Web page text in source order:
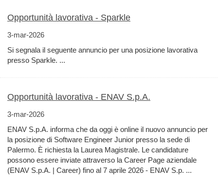
Opportunità lavorativa - Sparkle
3-mar-2026
Si segnala il seguente annuncio per una posizione lavorativa
presso Sparkle. ...
Opportunità lavorativa - ENAV S.p.A.
3-mar-2026
ENAV S.p.A. informa che da oggi è online il nuovo annuncio per
la posizione di Software Engineer Junior presso la sede di
Palermo. È richiesta la Laurea Magistrale. Le candidature
possono essere inviate attraverso la Career Page aziendale
(ENAV S.p.A. | Career) fino al 7 aprile 2026 - ENAV S.p. ...